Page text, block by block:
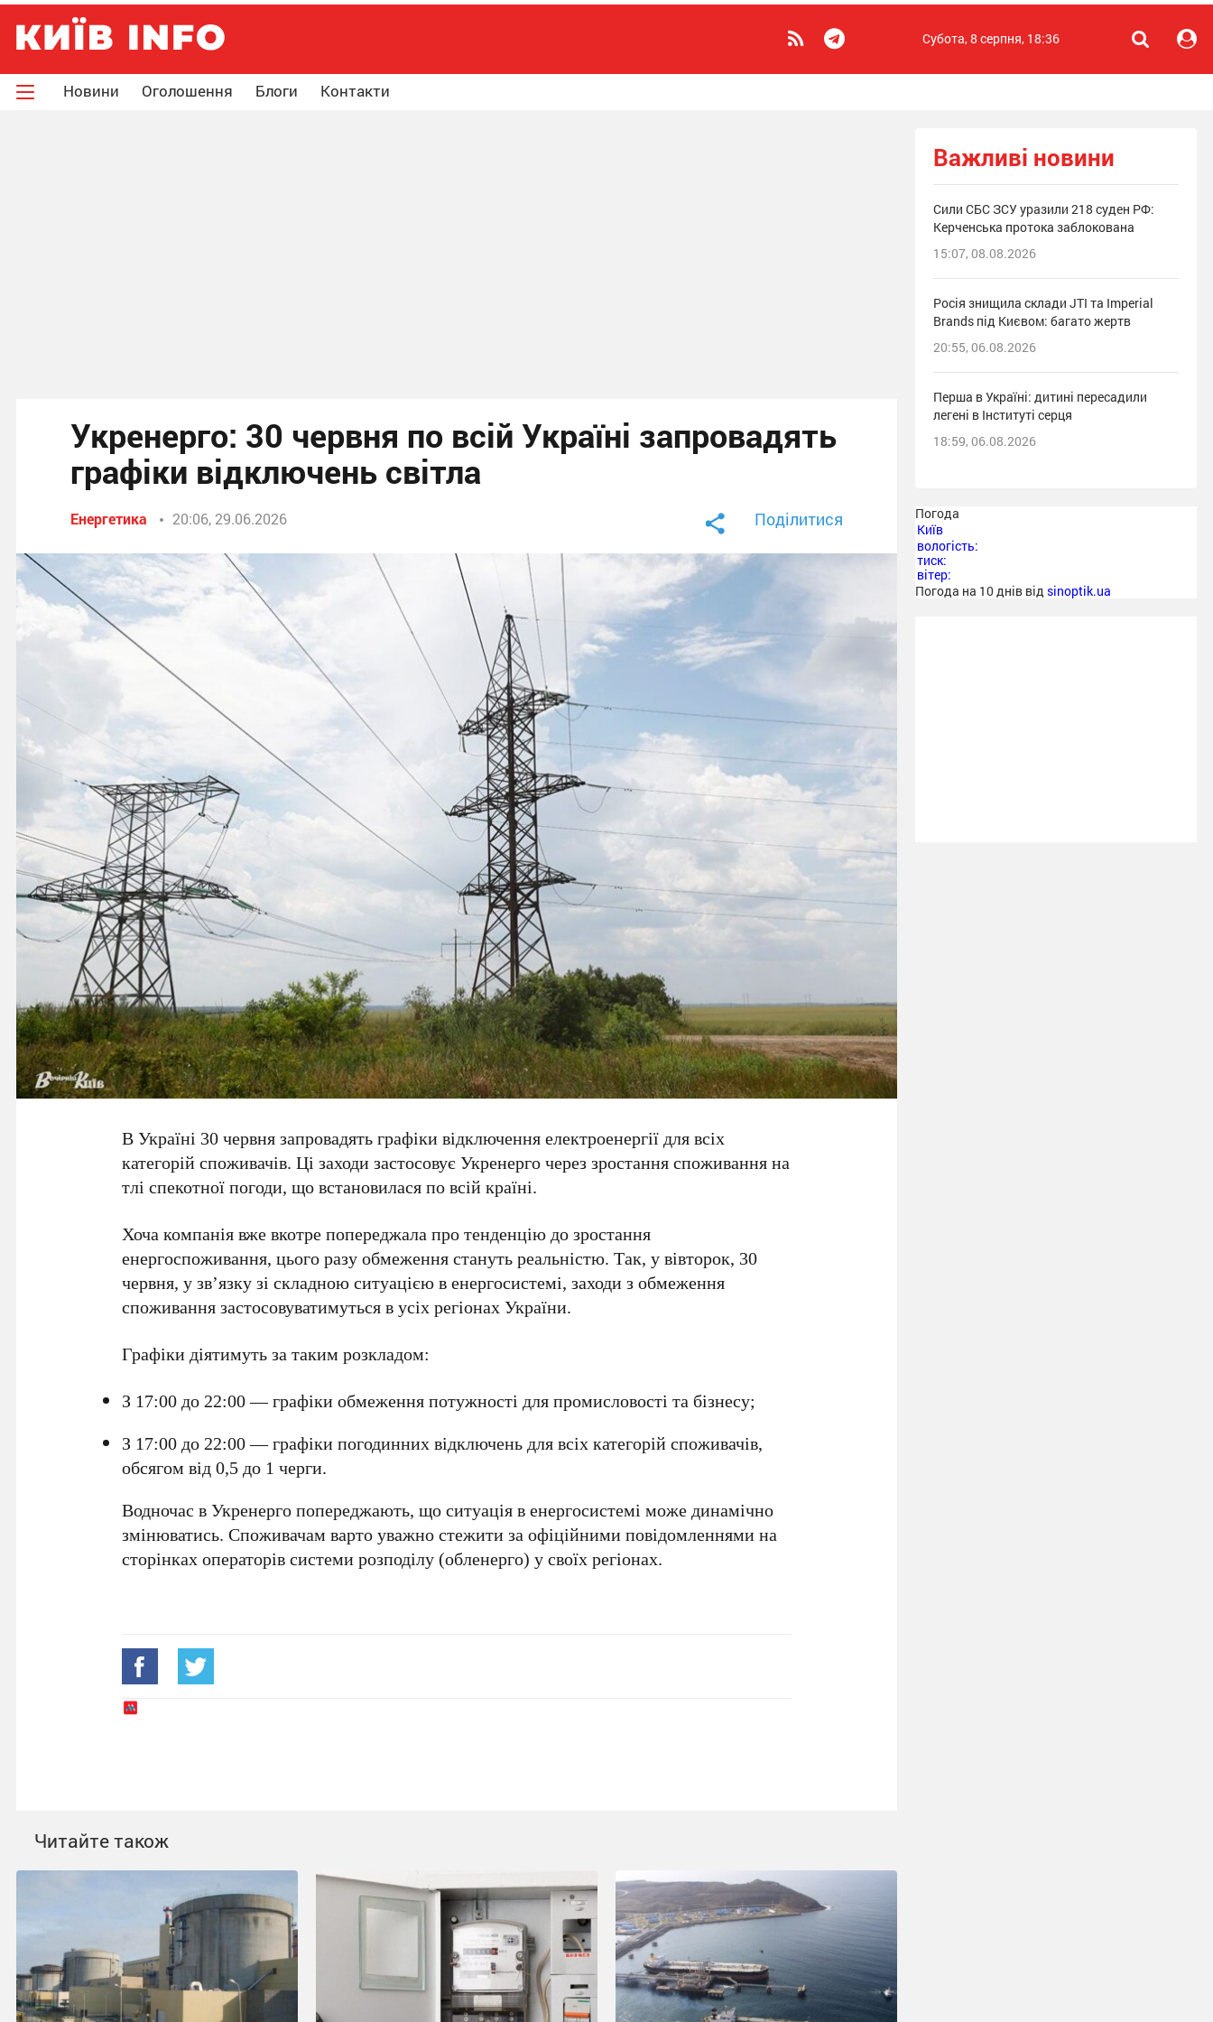
Субота, 8 серпня, 18:36
Новини Оголошення Блоги Контакти
Укренерго: 30 червня по всій Україні запровадять
графіки відключень світла
Енергетика 20:06, 29.06.2026 Поділитися
В Україні 30 червнязапровадять графіки відключення електроенергії для всіх
категорій споживачів. Ці заходи застосовуєУкренергочерез зростання споживання на
тлі спекотної погоди, що встановилася по всій країні.
Хоча компанія вже вкотре попереджала про тенденцію до зростання
енергоспоживання, цього разу обмеження стануть реальністю. Так, увівторок, 30
червня, у зв’язку зі складною ситуацією в енергосистемі, заходи з обмеження
споживання застосовуватимуться в усіх регіонах України.
Графіки діятимуть за таким розкладом:
З 17:00 до 22:00— графіки обмеження потужності для промисловості та бізнесу;
З 17:00 до 22:00— графіки погодинних відключень для всіх категорій споживачів,
обсягом від0,5 до 1 черги.
Водночас вУкренергопопереджають, що ситуація в енергосистемі може динамічно
змінюватись. Споживачам варто уважно стежити за офіційними повідомленнями на
сторінках операторів системи розподілу (обленерго) у своїх регіонах.
Читайте також
Важливі новини
Сили СБС ЗСУ уразили 218 суден РФ:
Керченська протока заблокована
15:07, 08.08.2026
Росія знищила склади JTI та Imperial
Brands під Києвом: багато жертв
20:55, 06.08.2026
Перша в Україні: дитині пересадили
легені в Інституті серця
18:59, 06.08.2026
Погода
Київ
вологість:
тиск:
вітер:
Погода на 10 днів від sinoptik.ua